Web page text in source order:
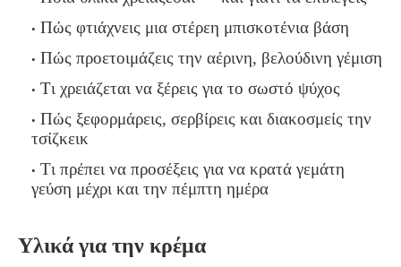
Πώς φτιάχνεις μια στέρεη μπισκοτένια βάση
Πώς προετοιμάζεις την αέρινη, βελούδινη γέμιση
Τι χρειάζεται να ξέρεις για το σωστό ψύχος
Πώς ξεφορμάρεις, σερβίρεις και διακοσμείς την
τσίζκεικ
Τι πρέπει να προσέξεις για να κρατά γεμάτη
γεύση μέχρι και την πέμπτη ημέρα
Υλικά για την κρέμα